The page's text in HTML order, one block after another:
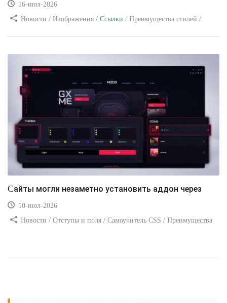
16-июл-2026
Новости / Изображения / Ссылки / Преимущества стилей /
Сайты могли незаметно установить аддон через
10-июл-2026
Новости / Отступы и поля / Самоучитель CSS / Преимущества